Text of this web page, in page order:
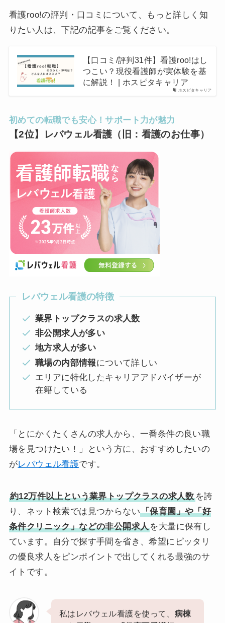
看護roo!の評判・口コミについて、もっと詳しく知
りたい人は、下記の記事をご覧ください。
ホスピタキャリア
【口コミ/評判31件】看護roo!はし
つこい？現役看護師が実体験を基
に解説！ | ホスピタキャリア
初めての転職でも安心！サポート力が魅力
【2位】レバウェル看護（旧：看護のお仕事）
レバウェル看護の特徴
業界トップクラスの求人数
非公開求人が多い
地方求人が多い
職場の内部情報について詳しい
エリアに特化したキャリアアドバイザーが
在籍している
「とにかくたくさんの求人から、一番条件の良い職
場を見つけたい！」という方に、おすすめしたいの
がレバウェル看護です。
約12万件以上という業界トップクラスの求人数を誇
り、ネット検索では見つからない「保育園」や「好
条件クリニック」などの非公開求人を大量に保有し
ています。自分で探す手間を省き、希望にピッタリ
の優良求人をピンポイントで出してくれる最強のサ
イトです。
私はレバウェル看護を使って、 病棟